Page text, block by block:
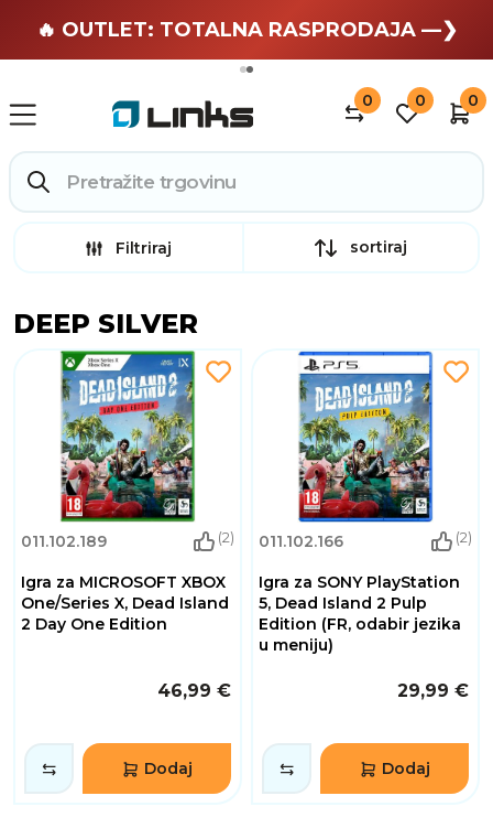
🏄 Zaslužuješ odmor —❯
🔥 OUTLET: TOTALNA RASPRODAJA —❯
0 0 0
Filtriraj sortiraj
DEEP SILVER
011.102.189 (2)
Igra za MICROSOFT XBOX
One/Series X, Dead Island
2 Day One Edition
46,99 €
Dodaj
011.102.166 (2)
Igra za SONY PlayStation
5, Dead Island 2 Pulp
Edition (FR, odabir jezika
u meniju)
29,99 €
Dodaj